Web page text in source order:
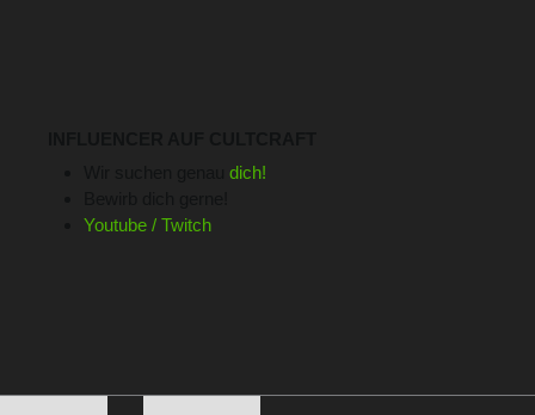
dich!
Youtube / Twitch